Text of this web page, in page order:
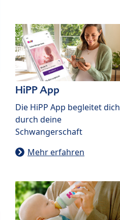
HiPP App
Die HiPP App begleitet dich
durch deine
Schwangerschaft
Mehr erfahren